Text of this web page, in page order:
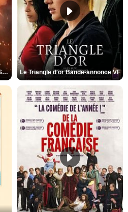
L'Odyssée Bande-annonce VO STFR Le Triangle d'or Bande-annonce VF